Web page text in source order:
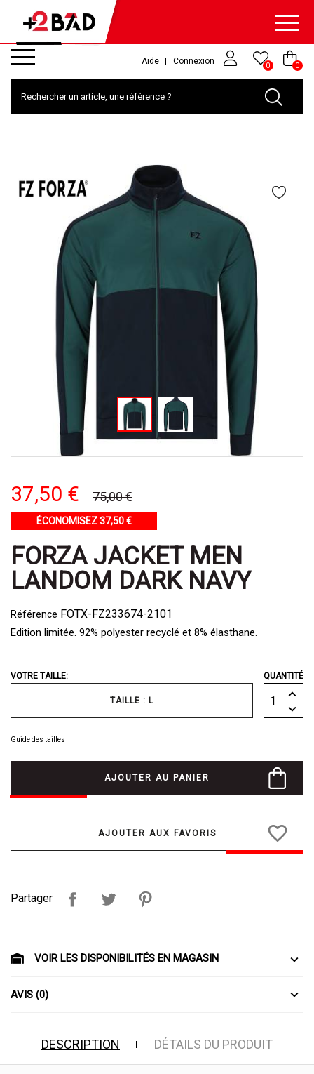
Aide Connexion 0 0
37,50 € 75,00 €
ÉCONOMISEZ 37,50 €
FORZA JACKET MEN
LANDOM DARK NAVY
Référence FOTX-FZ233674-2101
Edition limitée. 92% polyester recyclé et 8% élasthane.
VOTRE TAILLE:
TAILLE : L
QUANTITÉ
Guide des tailles
AJOUTER AU PANIER
favorite_border
Partager
VOIR LES DISPONIBILITÉS EN MAGASIN
AVIS (0)
DESCRIPTION DÉTAILS DU PRODUIT